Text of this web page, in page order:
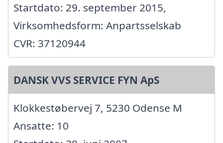
Startdato: 29. september 2015,
Virksomhedsform: Anpartsselskab
CVR: 37120944
DANSK VVS SERVICE FYN ApS
Klokkestøbervej 7, 5230 Odense M
Ansatte: 10